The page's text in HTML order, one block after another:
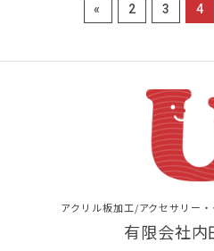
« 2 3 4
アクリル板加工/アクセサリー
有限会社内